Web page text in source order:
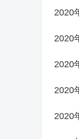
2020
2020
2020
2020
2020